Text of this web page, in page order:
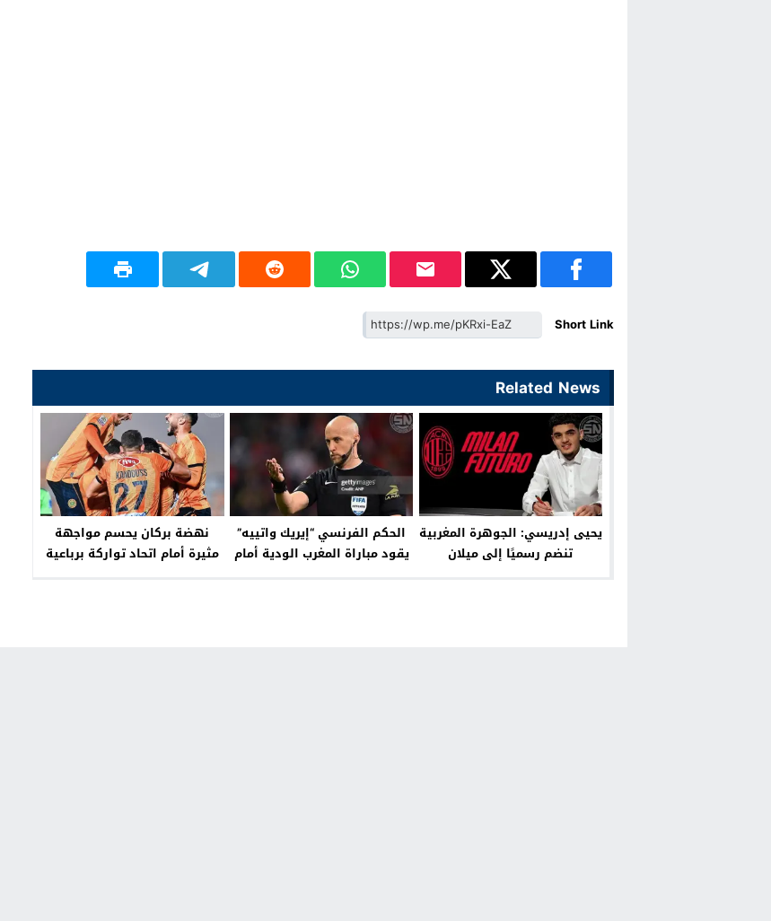
Short Link
Related News
يحيى إدريسي: الجوهرة المغربية
تنضم رسميًا إلى ميلان
الحكم الفرنسي “إيريك واتييه”
يقود مباراة المغرب الودية أمام
نهضة بركان يحسم مواجهة
مثيرة أمام اتحاد تواركة برباعية